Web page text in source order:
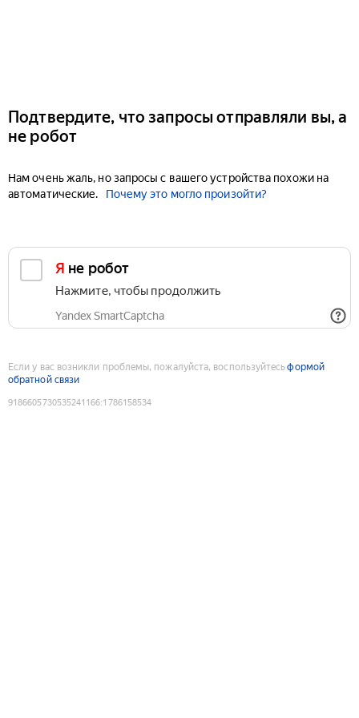
Подтвердите, что запросы отправляли вы, а
не робот
Нам очень жаль, но запросы с вашего устройства похожи на
автоматические.
Почему это могло произойти?
Я не робот
Нажмите, чтобы продолжить
Yandex SmartCaptcha
Если у вас возникли проблемы, пожалуйста, воспользуйтесьформой
обратной связи
9186605730535241166:1786158534